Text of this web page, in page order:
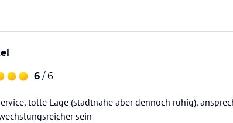
6 / 6
tolle Lage (stadtnahe aber dennoch ruhig),
sein